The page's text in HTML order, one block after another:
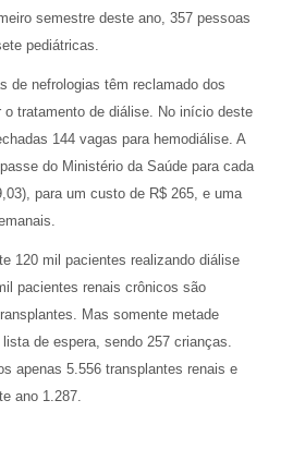
semestre deste ano, 357 pessoas
pediátricas.
de nefrologias têm reclamado dos
tratamento de diálise. No início deste
144 vagas para hemodiálise. A
do Ministério da Saúde para cada
para um custo de R$ 265, e uma
120 mil pacientes realizando diálise
pacientes renais crônicos são
Mas somente metade
de espera, sendo 257 crianças.
apenas 5.556 transplantes renais e
ano 1.287.